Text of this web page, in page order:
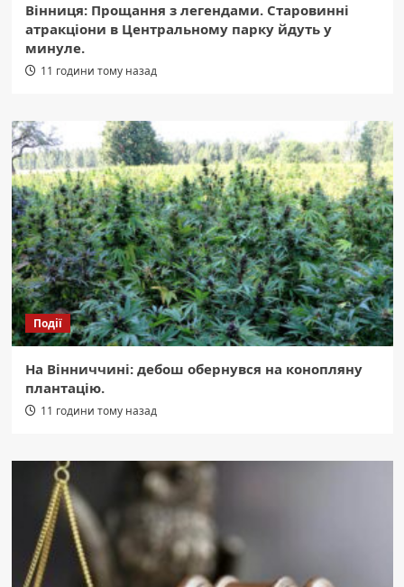
Вінниця: Прощання з легендами. Старовинні
атракціони в Центральному парку йдуть у
минуле.
11 години тому назад
Події
На Вінниччині: дебош обернувся на конопляну
плантацію.
11 години тому назад